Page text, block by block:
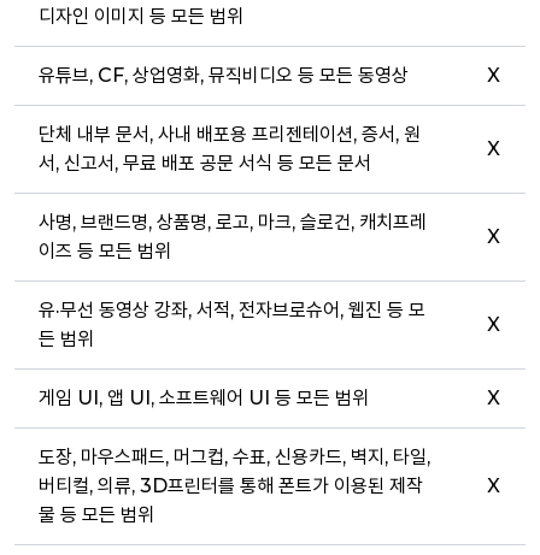
디자인 이미지 등 모든 범위
유튜브, CF, 상업영화, 뮤직비디오 등 모든 동영상 X
단체 내부 문서, 사내 배포용 프리젠테이션, 증서, 원
서, 신고서, 무료 배포 공문 서식 등 모든 문서
X
사명, 브랜드명, 상품명, 로고, 마크, 슬로건, 캐치프레
이즈 등 모든 범위
X
유·무선 동영상 강좌, 서적, 전자브로슈어, 웹진 등 모
든 범위
X
게임 UI, 앱 UI, 소프트웨어 UI 등 모든 범위 X
도장, 마우스패드, 머그컵, 수표, 신용카드, 벽지, 타일,
버티컬, 의류, 3D프린터를 통해 폰트가 이용된 제작
물 등 모든 범위
X